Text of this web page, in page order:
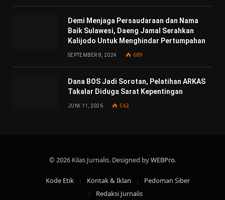
Demi Menjaga Persaudaraan dan Nama
Baik Sulawesi, Daeng Jamal Serahkan
Kalijodo Untuk Menghindar Pertumpahan
SEPTEMBER 8, 2024 689
Dana BOS Jadi Sorotan, Pelatihan ARKAS
Takalar Diduga Sarat Kepentingan
JUNI 11, 2026 562
© 2026 Kilas Jurnalis. Designed byWEBPro.
Kode Etik Kontak & Iklan
Pedoman Siber
Redaksi Jurnalis